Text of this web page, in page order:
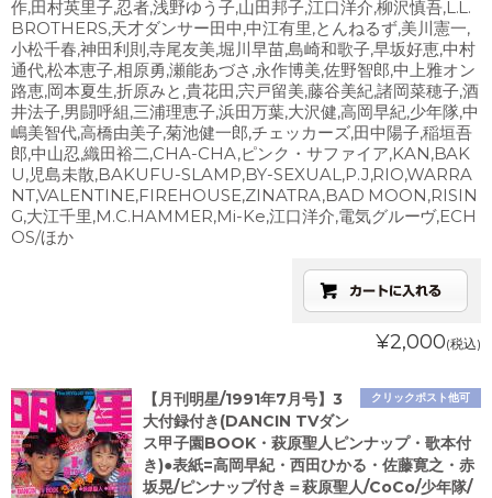
作,田村英里子,忍者,浅野ゆう子,山田邦子,江口洋介,柳沢慎吾,L.L.
BROTHERS,天才ダンサー田中,中江有里,とんねるず,美川憲一,
小松千春,神田利則,寺尾友美,堀川早苗,島崎和歌子,早坂好恵,中村
通代,松本恵子,相原勇,瀬能あづさ,永作博美,佐野智郎,中上雅オン
路恵,岡本夏生,折原みと,貴花田,宍戸留美,藤谷美紀,諸岡菜穂子,酒
井法子,男闘呼組,三浦理恵子,浜田万葉,大沢健,高岡早紀,少年隊,中
嶋美智代,高橋由美子,菊池健一郎,チェッカーズ,田中陽子,稲垣吾
郎,中山忍,織田裕二,CHA-CHA,ピンク・サファイア,KAN,BAK
U,児島未散,BAKUFU-SLAMP,BY-SEXUAL,P.J,RIO,WARRA
NT,VALENTINE,FIREHOUSE,ZINATRA,BAD MOON,RISIN
G,大江千里,M.C.HAMMER,Mi-Ke,江口洋介,電気グルーヴ,ECH
OS/ほか
¥2,000(税込)
クリックポスト他可
【月刊明星/1991年7月号】3
大付録付き(DANCIN TVダン
ス甲子園BOOK・萩原聖人ピンナップ・歌本付
き)●表紙=高岡早紀・西田ひかる・佐藤寛之・赤
坂晃/ピンナップ付き＝萩原聖人/CoCo/少年隊/